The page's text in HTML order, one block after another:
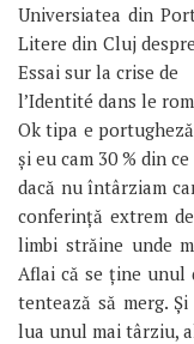
Universiatea din
Litere din Cluj
Essai sur la crise de
l’Identité dans le
Ok tipa e
și eu cam 30 % din
dacă nu întârziam
conferință extrem
limbi străine unde
Aflai că se ține unul
tentează să merg.
lua unul mai târziu,